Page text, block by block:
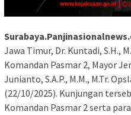
Jawa Timur, Dr. Kuntadi, S.H.,
Komandan Pasmar 2, Mayor
Junianto, S.A.P., M.M., M.Tr.
(22/10/2025). Kunjungan
Komandan Pasmar 2 serta